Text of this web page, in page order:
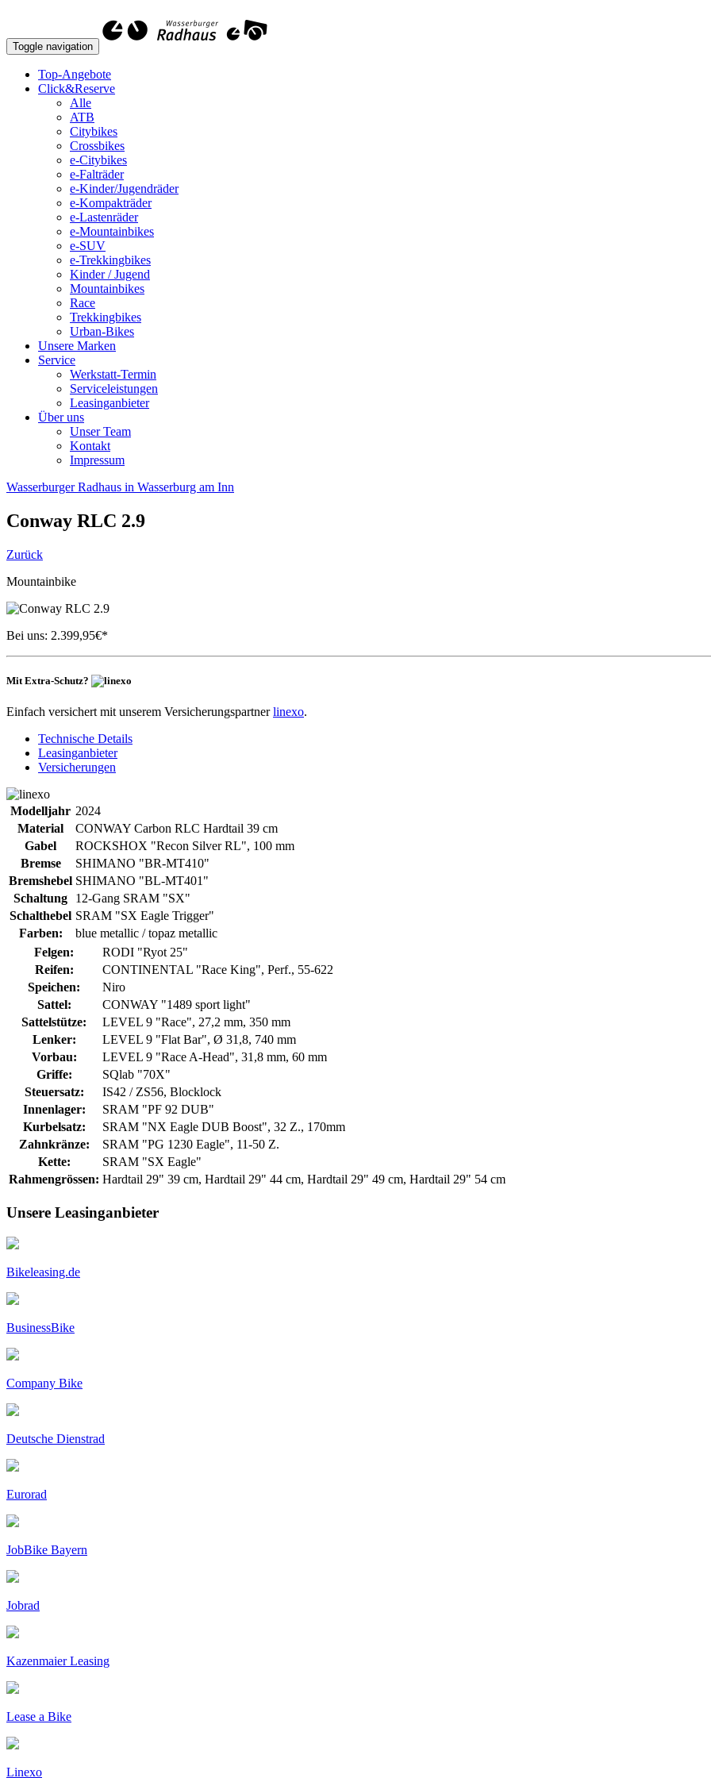
Toggle navigation
Top-Angebote
Click&Reserve
Alle
ATB
Citybikes
Crossbikes
e-Citybikes
e-Falträder
e-Kinder/Jugendräder
e-Kompakträder
e-Lastenräder
e-Mountainbikes
e-SUV
e-Trekkingbikes
Kinder / Jugend
Mountainbikes
Race
Trekkingbikes
Urban-Bikes
Unsere Marken
Service
Werkstatt-Termin
Serviceleistungen
Leasinganbieter
Über uns
Unser Team
Kontakt
Impressum
Wasserburger Radhaus in Wasserburg am Inn
Conway RLC 2.9
Zurück
Mountainbike
Bei uns: 2.399,95€*
Mit Extra-Schutz?
Einfach versichert mit unserem Versicherungspartnerlinexo.
Technische Details
Leasinganbieter
Versicherungen
Modelljahr 2024
Material
CONWAY Carbon RLC Hardtail 39 cm
Gabel
ROCKSHOX "Recon Silver RL", 100 mm
Bremse
SHIMANO "BR-MT410"
Bremshebel SHIMANO "BL-MT401"
Schaltung
12-Gang SRAM "SX"
Schalthebel SRAM "SX Eagle Trigger"
Farben:
blue metallic / topaz metallic
Felgen:
RODI "Ryot 25"
Reifen:
CONTINENTAL "Race King", Perf., 55-622
Speichen:
Niro
Sattel:
CONWAY "1489 sport light"
Sattelstütze:
LEVEL 9 "Race", 27,2 mm, 350 mm
Lenker:
LEVEL 9 "Flat Bar", Ø 31,8, 740 mm
Vorbau:
LEVEL 9 "Race A-Head", 31,8 mm, 60 mm
Griffe:
SQlab "70X"
Steuersatz:
IS42 / ZS56, Blocklock
Innenlager:
SRAM "PF 92 DUB"
Kurbelsatz:
SRAM "NX Eagle DUB Boost", 32 Z., 170mm
Zahnkränze:
SRAM "PG 1230 Eagle", 11-50 Z.
Kette:
SRAM "SX Eagle"
Rahmengrössen: Hardtail 29" 39 cm, Hardtail 29" 44 cm, Hardtail 29" 49 cm, Hardtail 29" 54 cm
Unsere Leasinganbieter
Bikeleasing.de
BusinessBike
Company Bike
Deutsche Dienstrad
Eurorad
JobBike Bayern
Jobrad
Kazenmaier Leasing
Lease a Bike
Linexo